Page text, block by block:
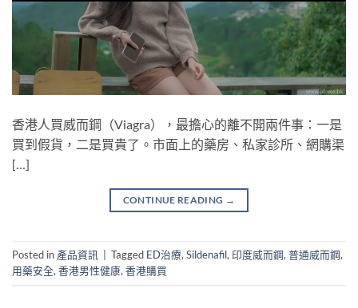
香港人買威而鋼（Viagra），最擔心的離不開兩件事：一是
買到假貨，二是買貴了。市面上的藥房、私家診所、網購渠
[…]
CONTINUE READING →
Posted in 產品資訊 Tagged ED治療, Sildenafil, 印度威而鋼, 普通威而鋼,
用藥安全, 香港男性健康, 香港購買